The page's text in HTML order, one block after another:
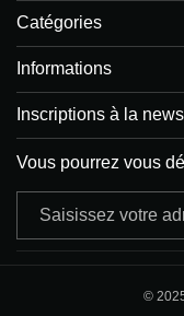
Catégories
Informations
Inscriptions à la
Vous pourrez vous
Adresse
e-
©